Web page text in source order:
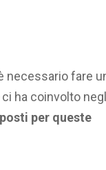
necessario fare
ha coinvolto
per queste